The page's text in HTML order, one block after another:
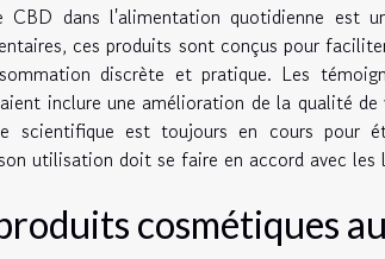
dans l'alimentation quotidienne est
ces produits sont conçus pour
discrète et pratique. Les
inclure une amélioration de la qualité
scientifique est toujours en cours pour
utilisation doit se faire en accord avec les
cosmétiques